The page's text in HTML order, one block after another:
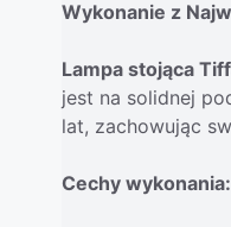
Wykonanie z
Lampa stojąca
jest na solidnej
lat, zachowując
Cechy wykonania: